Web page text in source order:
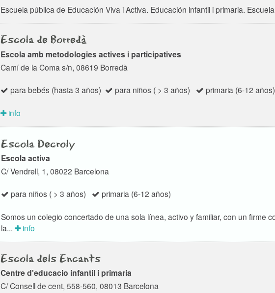
Escuela pública de Educación Viva i Activa. Educación infantil i primaria.
Escola de Borredà
Escola amb metodologies actives i participatives
Camí de la Coma s/n, 08619 Borredà
para bebés (hasta 3 años) para niños ( > 3 años) primaria (6-12 años)
info
Escola Decroly
Escola activa
C/ Vendrell, 1, 08022 Barcelona
para niños ( > 3 años) primaria (6-12 años)
Somos un colegio concertado de una sola línea, activo y familiar, con un firme
la...
info
Escola dels Encants
Centre d'educacio infantil i primaria
C/ Consell de cent, 558-560, 08013 Barcelona